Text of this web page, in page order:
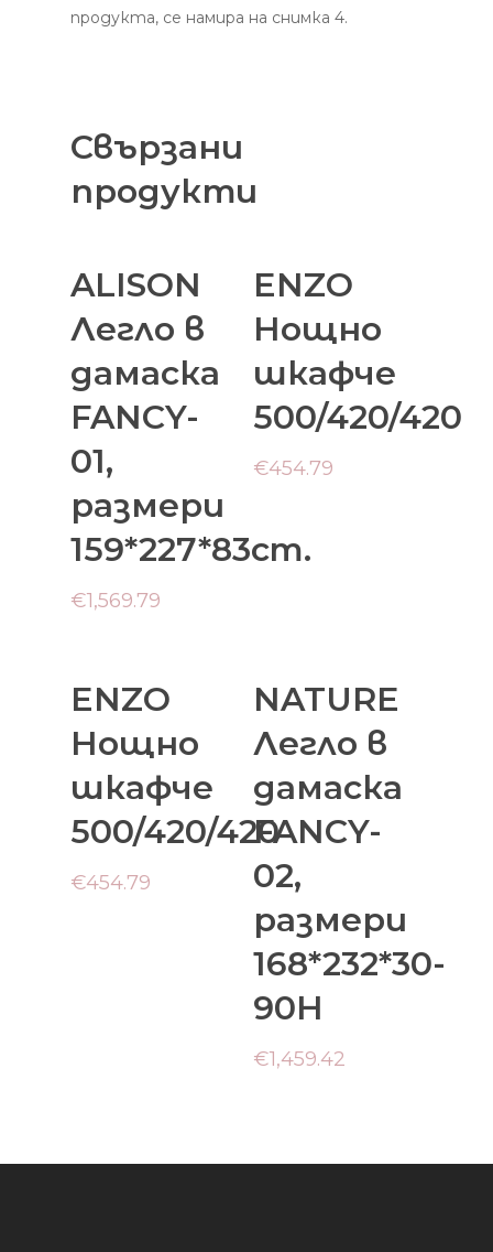
продукта, се намира на снимка 4.
Свързани
продукти
Количката
ALISON
Легло в
дамаска
FANCY-
01,
размери
159*227*83cm.
€1,569.79
Количката
ENZO
Нощно
шкафче
500/420/420
€454.79
Количката
ENZO
Нощно
шкафче
500/420/420
€454.79
Количката
NATURE
Легло в
дамаска
FANCY-
02,
размери
168*232*30-
90H
€1,459.42